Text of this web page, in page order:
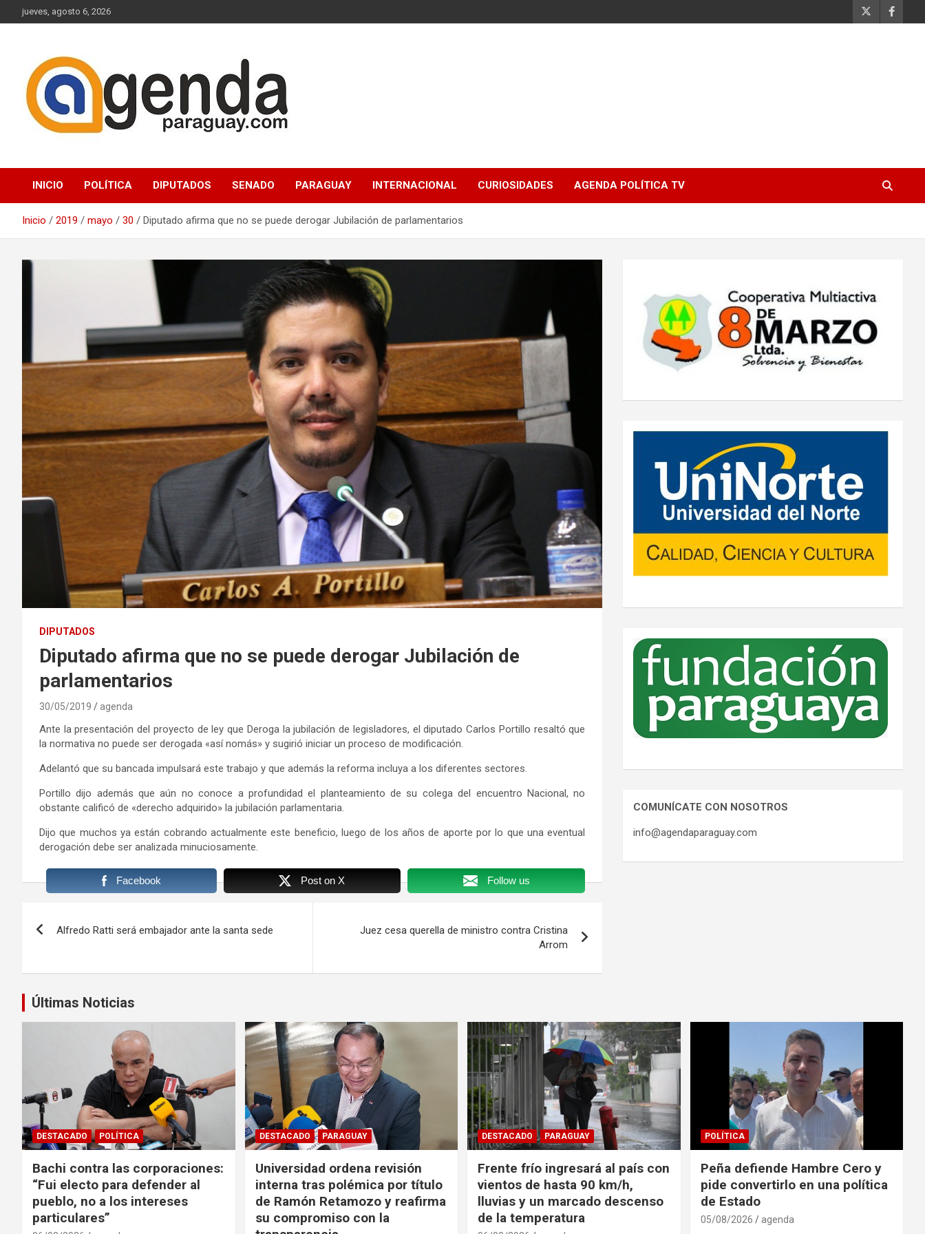
Saltar
al
jueves, agosto 6, 2026
Agenda Paraguay
INICIO POLÍTICA DIPUTADOS SENADO PARAGUAY INTERNACIONAL CURIOSIDADES AGENDA POLÍTICA TV
Inicio 2019 mayo 30 Diputado afirma que no se puede derogar Jubilación de parlamentarios
DIPUTADOS
Diputado afirma que no se puede derogar Jubilación de
parlamentarios
30/05/2019 agenda
Ante la presentación del proyecto de ley que Deroga la jubilación de legisladores, el diputado Carlos Portillo resaltó que
la normativa no puede ser derogada «así nomás» y sugirió iniciar un proceso de modificación.
Adelantó que su bancada impulsará este trabajo y que además la reforma incluya a los diferentes sectores.
Portillo dijo además que aún no conoce a profundidad el planteamiento de su colega del encuentro Nacional, no
obstante calificó de «derecho adquirido» la jubilación parlamentaria.
Dijo que muchos ya están cobrando actualmente este beneficio, luego de los años de aporte por lo que una eventual
derogación debe ser analizada minuciosamente.
Facebook Post on X Follow us
entradas
Alfredo Ratti será embajador ante la santa sede
Juez cesa querella de ministro contra Cristina
Arrom
COMUNÍCATE CON NOSOTROS
info@agendaparaguay.com
Últimas Noticias
DESTACADO POLÍTICA
Bachi contra las corporaciones:
“Fui electo para defender al
pueblo, no a los intereses
particulares”
DESTACADO PARAGUAY
Universidad ordena revisión
interna tras polémica por título
de Ramón Retamozo y reafirma
su compromiso con la
DESTACADO PARAGUAY
Frente frío ingresará al país con
vientos de hasta 90 km/h,
lluvias y un marcado descenso
de la temperatura
POLÍTICA
Peña defiende Hambre Cero y
pide convertirlo en una política
de Estado
05/08/2026 agenda